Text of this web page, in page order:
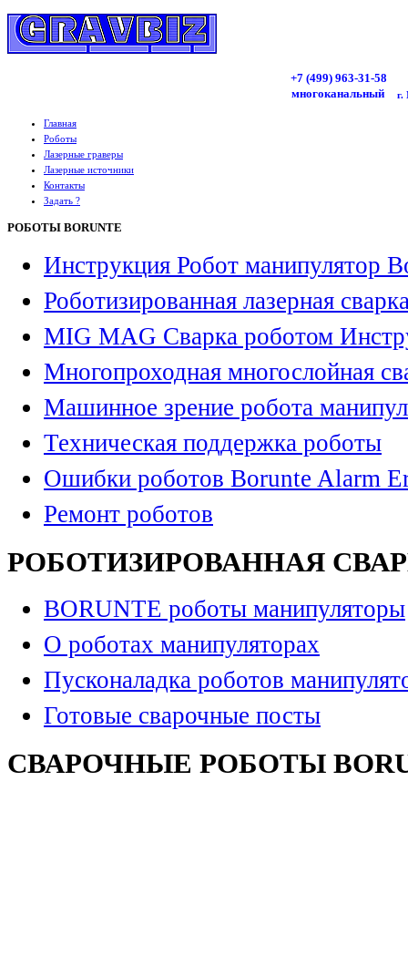
+7 (499) 963-31-58
многоканальный
г.
Главная
Роботы
Лазерные граверы
Лазерные источники
Контакты
Задать ?
РОБОТЫ BORUNTE
Инструкция Робот манипулятор
Роботизированная лазерная
MIG MAG Сварка роботом
Многопроходная многослойная
Машинное зрение робота
Техническая поддержка роботы
Ошибки роботов Borunte Alarm
Ремонт роботов
РОБОТИЗИРОВАННАЯ
BORUNTE роботы манипуляторы
О роботах манипуляторах
Пусконаладка роботов
Готовые сварочные посты
СВАРОЧНЫЕ РОБОТЫ